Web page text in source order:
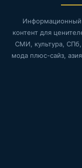
Информационный
контент для
СМИ, культура, СПб,
мода плюс-сайз,